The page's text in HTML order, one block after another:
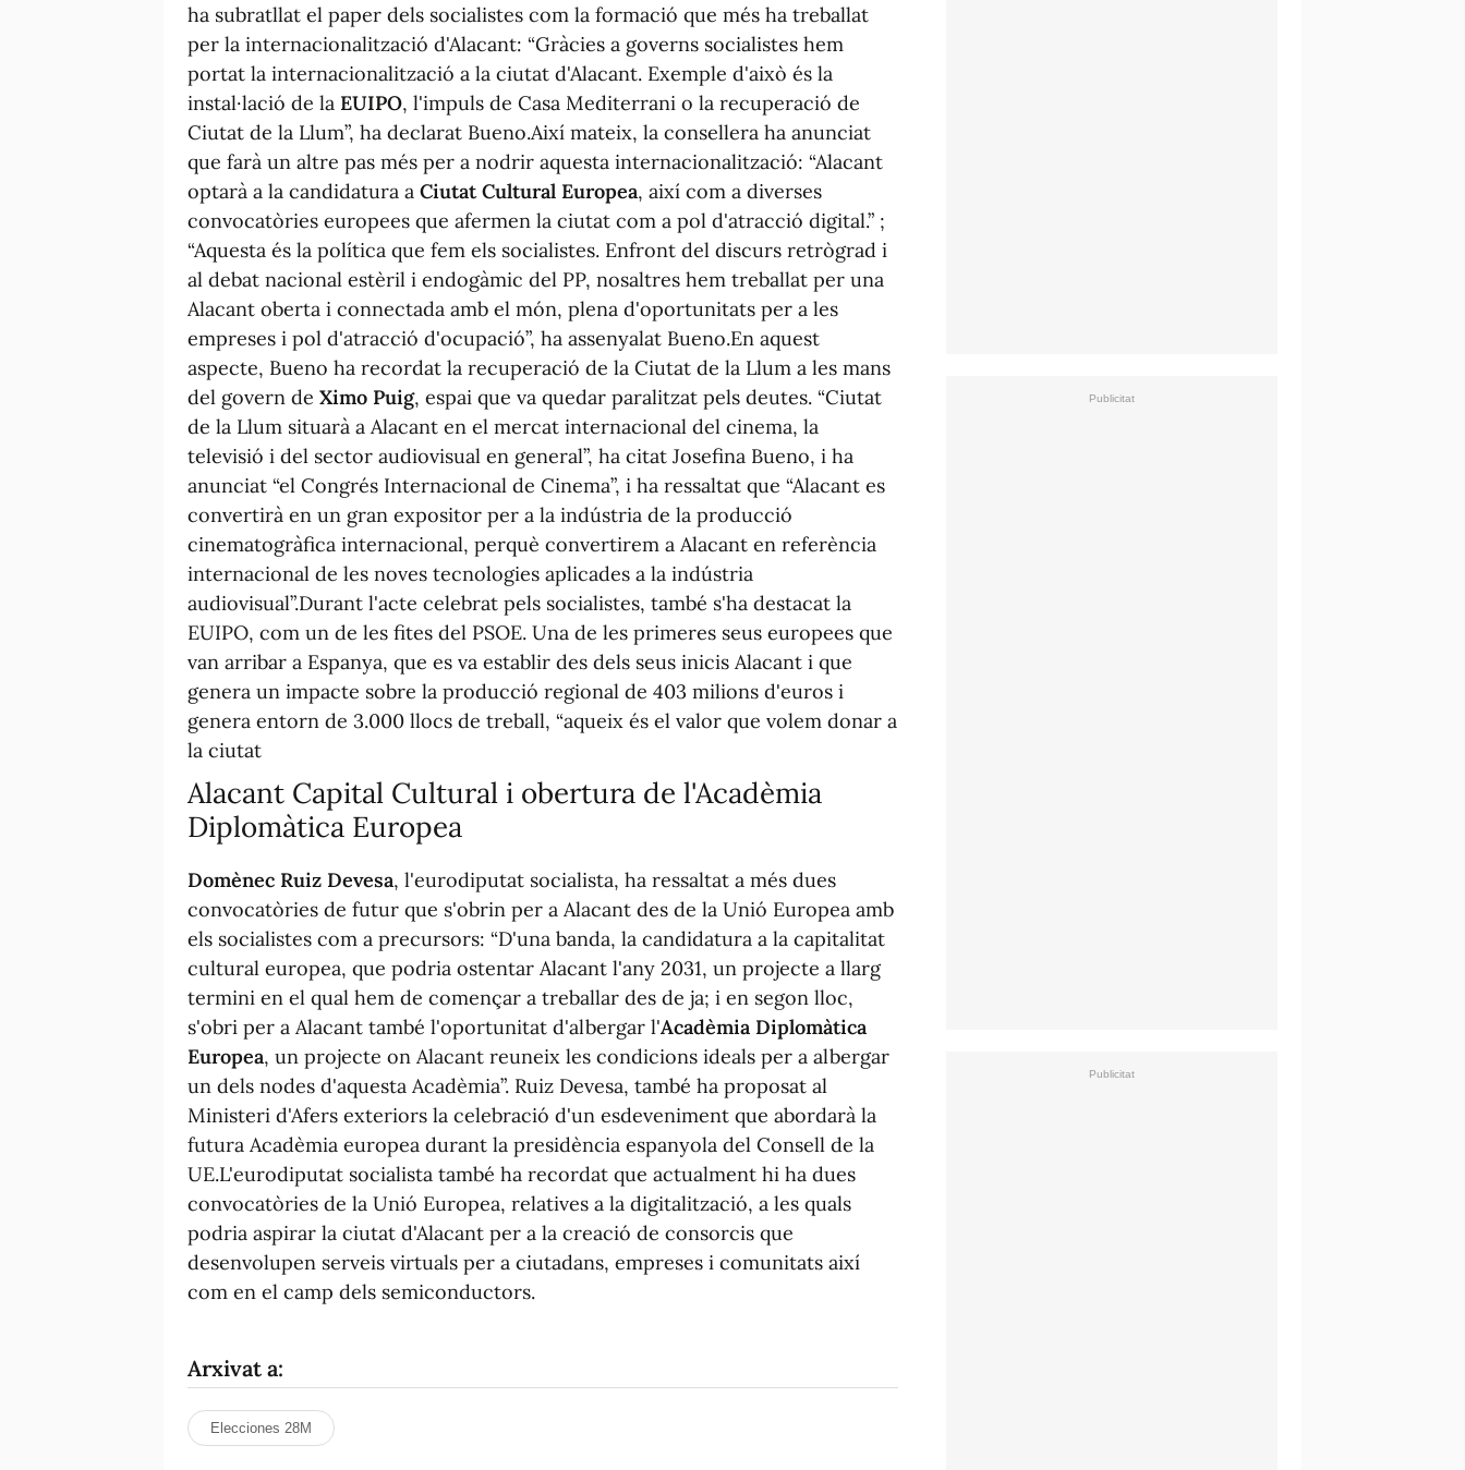
ha subratllat el paper dels socialistes com la formació que més ha treballat
per la internacionalització d'Alacant: “Gràcies a governs socialistes hem
portat la internacionalització a la ciutat d'Alacant. Exemple d'això és la
instal·lació de la EUIPO, l'impuls de Casa Mediterrani o la recuperació de
Ciutat de la Llum”, ha declarat Bueno.Així mateix, la consellera ha anunciat
que farà un altre pas més per a nodrir aquesta internacionalització: “Alacant
optarà a la candidatura a Ciutat Cultural Europea, així com a diverses
convocatòries europees que afermen la ciutat com a pol d'atracció digital.” ;
“Aquesta és la política que fem els socialistes. Enfront del discurs retrògrad i
al debat nacional estèril i endogàmic del PP, nosaltres hem treballat per una
Alacant oberta i connectada amb el món, plena d'oportunitats per a les
empreses i pol d'atracció d'ocupació”, ha assenyalat Bueno.En aquest
aspecte, Bueno ha recordat la recuperació de la Ciutat de la Llum a les mans
del govern de Ximo Puig, espai que va quedar paralitzat pels deutes. “Ciutat
de la Llum situarà a Alacant en el mercat internacional del cinema, la
televisió i del sector audiovisual en general”, ha citat Josefina Bueno, i ha
anunciat “el Congrés Internacional de Cinema”, i ha ressaltat que “Alacant es
convertirà en un gran expositor per a la indústria de la producció
cinematogràfica internacional, perquè convertirem a Alacant en referència
internacional de les noves tecnologies aplicades a la indústria
audiovisual”.Durant l'acte celebrat pels socialistes, també s'ha destacat la
EUIPO, com un de les fites del PSOE. Una de les primeres seus europees que
van arribar a Espanya, que es va establir des dels seus inicis Alacant i que
genera un impacte sobre la producció regional de 403 milions d'euros i
genera entorn de 3.000 llocs de treball, “aqueix és el valor que volem donar a
la ciutat
Alacant Capital Cultural i obertura de l'Acadèmia
Diplomàtica Europea
Domènec Ruiz Devesa, l'eurodiputat socialista, ha ressaltat a més dues
convocatòries de futur que s'obrin per a Alacant des de la Unió Europea amb
els socialistes com a precursors: “D'una banda, la candidatura a la capitalitat
cultural europea, que podria ostentar Alacant l'any 2031, un projecte a llarg
termini en el qual hem de començar a treballar des de ja; i en segon lloc,
s'obri per a Alacant també l'oportunitat d'albergar l'Acadèmia Diplomàtica
Europea, un projecte on Alacant reuneix les condicions ideals per a albergar
un dels nodes d'aquesta Acadèmia”. Ruiz Devesa, també ha proposat al
Ministeri d'Afers exteriors la celebració d'un esdeveniment que abordarà la
futura Acadèmia europea durant la presidència espanyola del Consell de la
UE.L'eurodiputat socialista també ha recordat que actualment hi ha dues
convocatòries de la Unió Europea, relatives a la digitalització, a les quals
podria aspirar la ciutat d'Alacant per a la creació de consorcis que
desenvolupen serveis virtuals per a ciutadans, empreses i comunitats així
com en el camp dels semiconductors.
Arxivat a:
Elecciones 28M